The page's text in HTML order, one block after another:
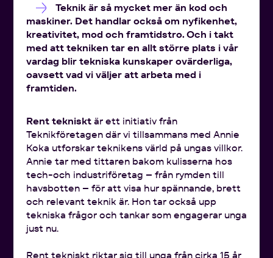
Teknik är så mycket mer än kod och
maskiner. Det handlar också om nyfikenhet,
kreativitet, mod och framtidstro. Och i takt
med att tekniken tar en allt större plats i vår
vardag blir tekniska kunskaper ovärderliga,
oavsett vad vi väljer att arbeta med i
framtiden.
Rent teknisktär ett initiativ från
Teknikföretagen där vi tillsammans med Annie
Koka utforskar teknikens värld på ungas villkor.
Annie tar med tittaren bakom kulisserna hos
tech-och industriföretag – från rymden till
havsbotten – för att visa hur spännande, brett
och relevant teknik är. Hon tar också upp
tekniska frågor och tankar som engagerar unga
just nu.
Rent tekniskt riktar sig till unga från cirka 15 år